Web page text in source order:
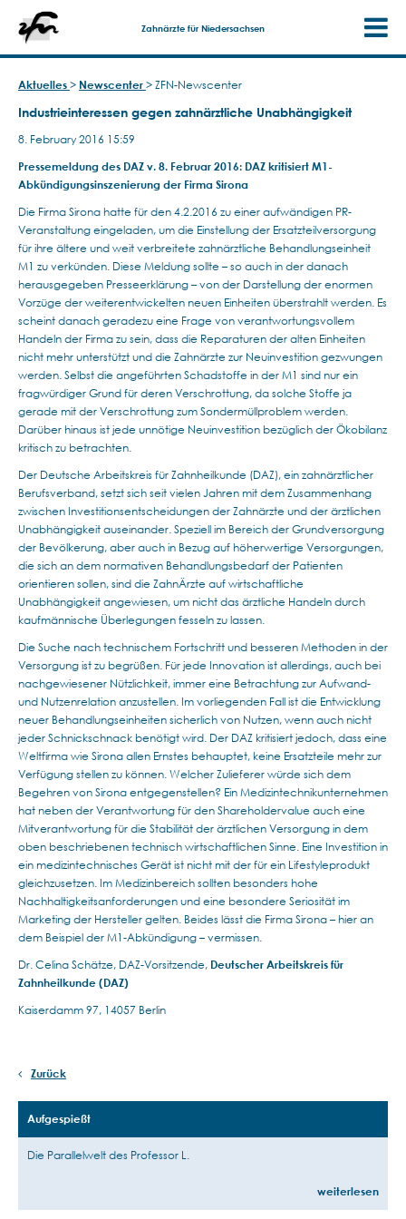
Zahnärzte für Niedersachsen
Aktuelles > Newscenter > ZFN-Newscenter
Industrieinteressen gegen zahnärztliche Unabhängigkeit
8. February 2016 15:59
Pressemeldung des DAZ v. 8. Februar 2016: DAZ kritisiert M1-
Abkündigungsinszenierung der Firma Sirona
Die Firma Sirona hatte für den 4.2.2016 zu einer aufwändigen PR-
Veranstaltung eingeladen, um die Einstellung der Ersatzteilversorgung
für ihre ältere und weit verbreitete zahnärztliche Behandlungseinheit
M1 zu verkünden. Diese Meldung sollte – so auch in der danach
herausgegeben Presseerklärung – von der Darstellung der enormen
Vorzüge der weiterentwickelten neuen Einheiten überstrahlt werden. Es
scheint danach geradezu eine Frage von verantwortungsvollem
Handeln der Firma zu sein, dass die Reparaturen der alten Einheiten
nicht mehr unterstützt und die Zahnärzte zur Neuinvestition gezwungen
werden. Selbst die angeführten Schadstoffe in der M1 sind nur ein
fragwürdiger Grund für deren Verschrottung, da solche Stoffe ja
gerade mit der Verschrottung zum Sondermüllproblem werden.
Darüber hinaus ist jede unnötige Neuinvestition bezüglich der Ökobilanz
kritisch zu betrachten.
Der Deutsche Arbeitskreis für Zahnheilkunde (DAZ), ein zahnärztlicher
Berufsverband, setzt sich seit vielen Jahren mit dem Zusammenhang
zwischen Investitionsentscheidungen der Zahnärzte und der ärztlichen
Unabhängigkeit auseinander. Speziell im Bereich der Grundversorgung
der Bevölkerung, aber auch in Bezug auf höherwertige Versorgungen,
die sich an dem normativen Behandlungsbedarf der Patienten
orientieren sollen, sind die ZahnÄrzte auf wirtschaftliche
Unabhängigkeit angewiesen, um nicht das ärztliche Handeln durch
kaufmännische Überlegungen fesseln zu lassen.
Die Suche nach technischem Fortschritt und besseren Methoden in der
Versorgung ist zu begrüßen. Für jede Innovation ist allerdings, auch bei
nachgewiesener Nützlichkeit, immer eine Betrachtung zur Aufwand-
und Nutzenrelation anzustellen. Im vorliegenden Fall ist die Entwicklung
neuer Behandlungseinheiten sicherlich von Nutzen, wenn auch nicht
jeder Schnickschnack benötigt wird. Der DAZ kritisiert jedoch, dass eine
Weltfirma wie Sirona allen Ernstes behauptet, keine Ersatzteile mehr zur
Verfügung stellen zu können. Welcher Zulieferer würde sich dem
Begehren von Sirona entgegenstellen? Ein Medizintechnikunternehmen
hat neben der Verantwortung für den Shareholdervalue auch eine
Mitverantwortung für die Stabilität der ärztlichen Versorgung in dem
oben beschriebenen technisch wirtschaftlichen Sinne. Eine Investition in
ein medizintechnisches Gerät ist nicht mit der für ein Lifestyleprodukt
gleichzusetzen. Im Medizinbereich sollten besonders hohe
Nachhaltigkeitsanforderungen und eine besondere Seriosität im
Marketing der Hersteller gelten. Beides lässt die Firma Sirona – hier an
dem Beispiel der M1-Abkündigung – vermissen.
Dr. Celina Schätze, DAZ-Vorsitzende, Deutscher Arbeitskreis für
Zahnheilkunde (DAZ)
Kaiserdamm 97, 14057 Berlin
Zurück
Aufgespießt
Die Parallelwelt des Professor L.
weiterlesen